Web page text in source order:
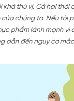
khá thú vị. Cả hai thói
chúng ta. Nếu tôi
phẩm lành mạnh vì
dẫn đến nguy cơ